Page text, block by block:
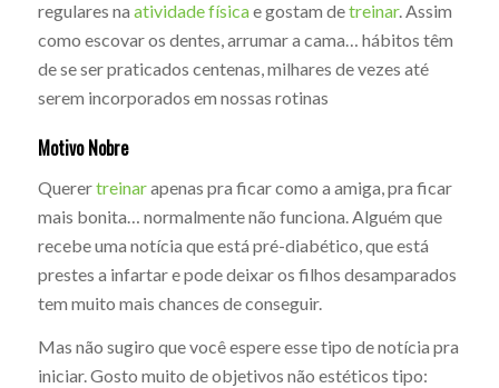
regulares na atividade físicae gostam detreinar. Assim
como escovar os dentes, arrumar a cama… hábitos têm
de se ser praticados centenas, milhares de vezes até
serem incorporados em nossas rotinas
Motivo Nobre
Querertreinarapenas pra ficar como a amiga, pra ficar
mais bonita… normalmente não funciona. Alguém que
recebe uma notícia que está pré-diabético, que está
prestes a infartar e pode deixar os filhos desamparados
tem muito mais chances de conseguir.
Mas não sugiro que você espere esse tipo de notícia pra
iniciar. Gosto muito de objetivos não estéticos tipo: